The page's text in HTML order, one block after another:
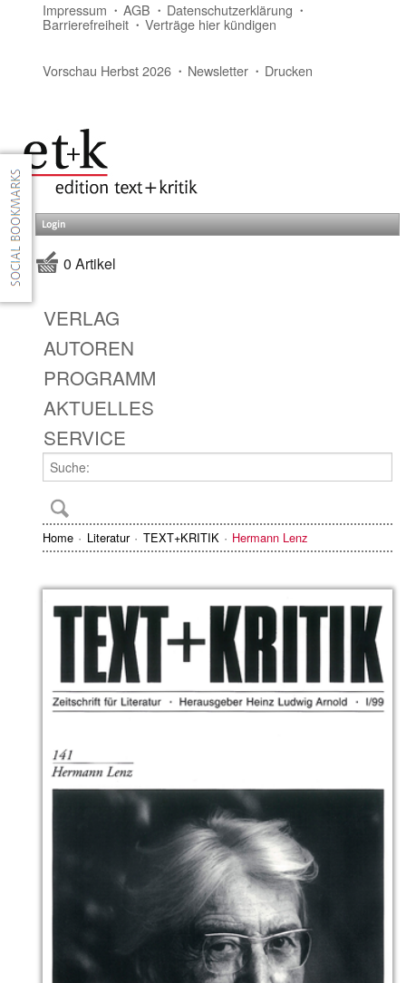
Impressum AGB Datenschutzerklärung
Barrierefreiheit Verträge hier kündigen
Vorschau Herbst 2026 Newsletter Drucken
Login
0 Artikel
VERLAG
AUTOREN
PROGRAMM
AKTUELLES
SERVICE
Home Literatur TEXT+KRITIK Hermann Lenz